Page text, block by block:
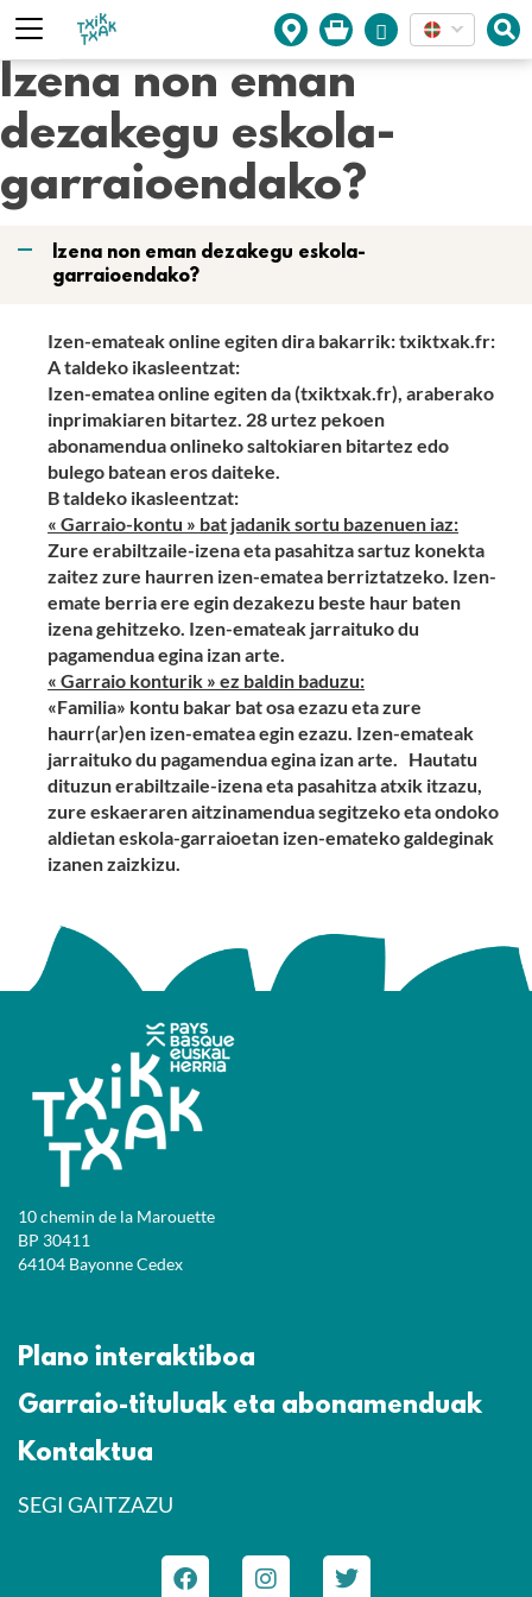
Cookies management panel
Izena non eman
dezakegu eskola-
garraioendako?
A
Izena non eman dezakegu eskola-
garraioendako?
Izen-emateak online egiten dira bakarrik: txiktxak.fr:
A taldeko ikasleentzat:
Izen-ematea online egiten da (txiktxak.fr), araberako
inprimakiaren bitartez. 28 urtez pekoen
abonamendua onlineko saltokiaren bitartez edo
bulego batean eros daiteke.
B taldeko ikasleentzat:
« Garraio-kontu » bat jadanik sortu bazenuen iaz:
Zure erabiltzaile-izena eta pasahitza sartuz konekta
zaitez zure haurren izen-ematea berriztatzeko. Izen-
emate berria ere egin dezakezu beste haur baten
izena gehitzeko. Izen-emateak jarraituko du
pagamendua egina izan arte.
« Garraio konturik » ez baldin baduzu:
«Familia» kontu bakar bat osa ezazu eta zure
haurr(ar)en izen-ematea egin ezazu. Izen-emateak
jarraituko du pagamendua egina izan arte. Hautatu
dituzun erabiltzaile-izena eta pasahitza atxik itzazu,
zure eskaeraren aitzinamendua segitzeko eta ondoko
aldietan eskola-garraioetan izen-emateko galdeginak
izanen zaizkizu.
10 chemin de la Marouette
BP 30411
64104 Bayonne Cedex
Plano interaktiboa
Garraio-tituluak eta abonamenduak
Kontaktua
SEGI GAITZAZU